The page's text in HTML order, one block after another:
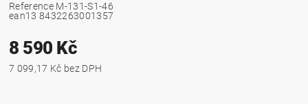
Reference M-131-S1-46
ean13 8432263001357
8 590 Kč
7 099,17 Kč bez DPH